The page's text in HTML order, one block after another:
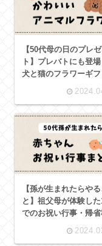
【50代母の日のプレ
ト】プレバトにも登
犬と猫のフラワーギフ
【孫が生まれたらやる
と】祖父母が体験した
でのお祝い行事・帰